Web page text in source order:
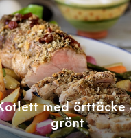
med örttäcke
grönt